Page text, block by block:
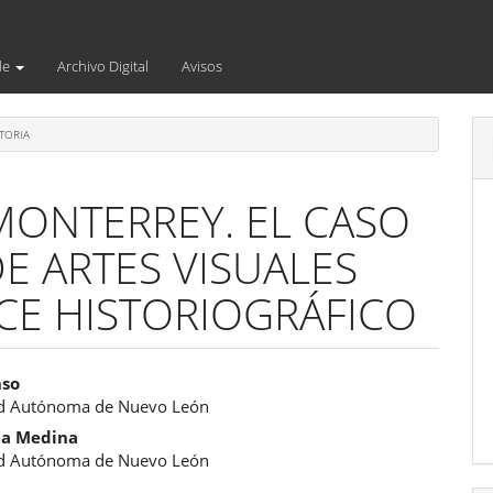
Archivo Digital Avisos
EL CASO
ARTES VISUALES
HISTORIOGRÁFICO
Autónoma de Nuevo León
Medina
Autónoma de Nuevo León